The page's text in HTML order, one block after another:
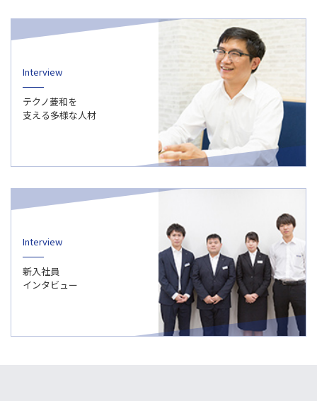
Interview
テクノ菱和を
支える多様な人材
Interview
新入社員
インタビュー